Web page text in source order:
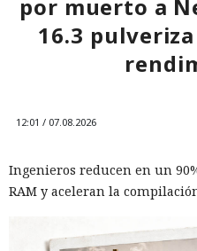
salida del
represalias
través de
12:43 / 07.08.2026
Otra corporación corre el
sus predecesoras.
por muerto a
16.3
12:01 / 07.08.2026
Ingenieros reducen en un
RAM y aceleran la